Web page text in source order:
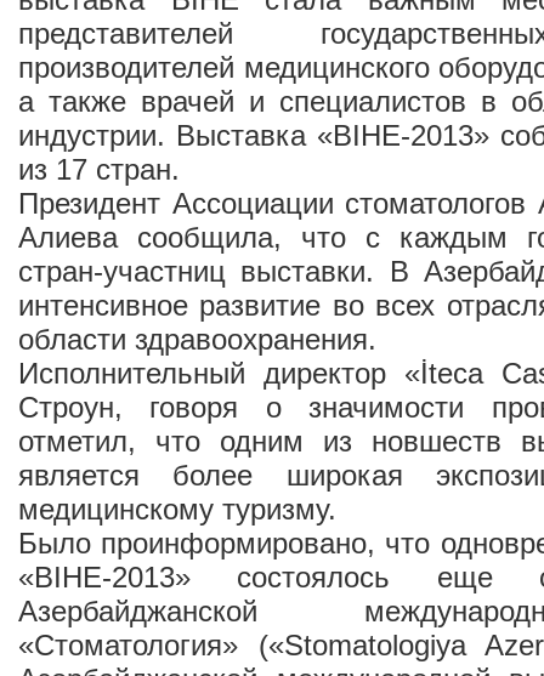
представителей
производителей медицинского
а также врачей и специалистов в
индустрии. Выставка «BIHE-2013»
из 17 стран.
Президент Ассоциации
Алиева сообщила, что с каждым
стран-участниц выставки. В
интенсивное развитие во всех
области здравоохранения.
Исполнительный директор «İteca
Строун, говоря о значимости
отметил, что одним из новшеств
является более широкая
медицинскому туризму.
Было проинформировано, что
«BIHE-2013» состоялось
Азербайджанской
«Стоматология» («Stomatologiya